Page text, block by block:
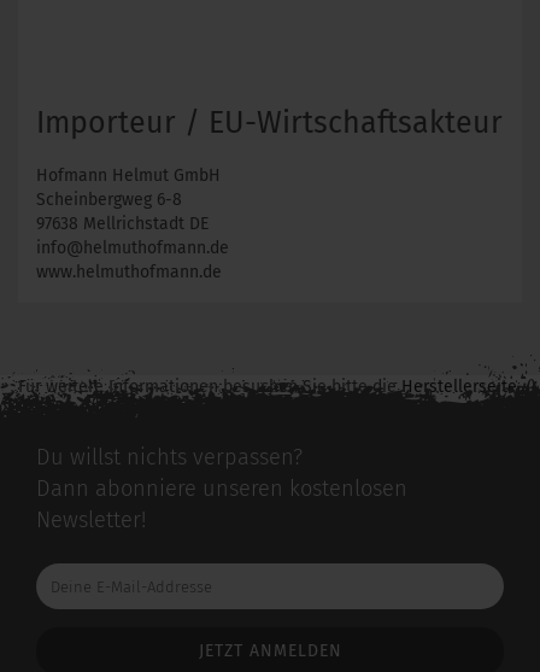
Importeur / EU-Wirtschaftsakteur
Hofmann Helmut GmbH
Scheinbergweg 6-8
97638 Mellrichstadt DE
info@helmuthofmann.de
www.helmuthofmann.de
Für weitere Informationen besuchen Sie bitte dieHerstellerseite
zu diesem Artikel.
Du willst nichts verpassen?
Dann abonniere unseren kostenlosen
Newsletter!
Deine
E-